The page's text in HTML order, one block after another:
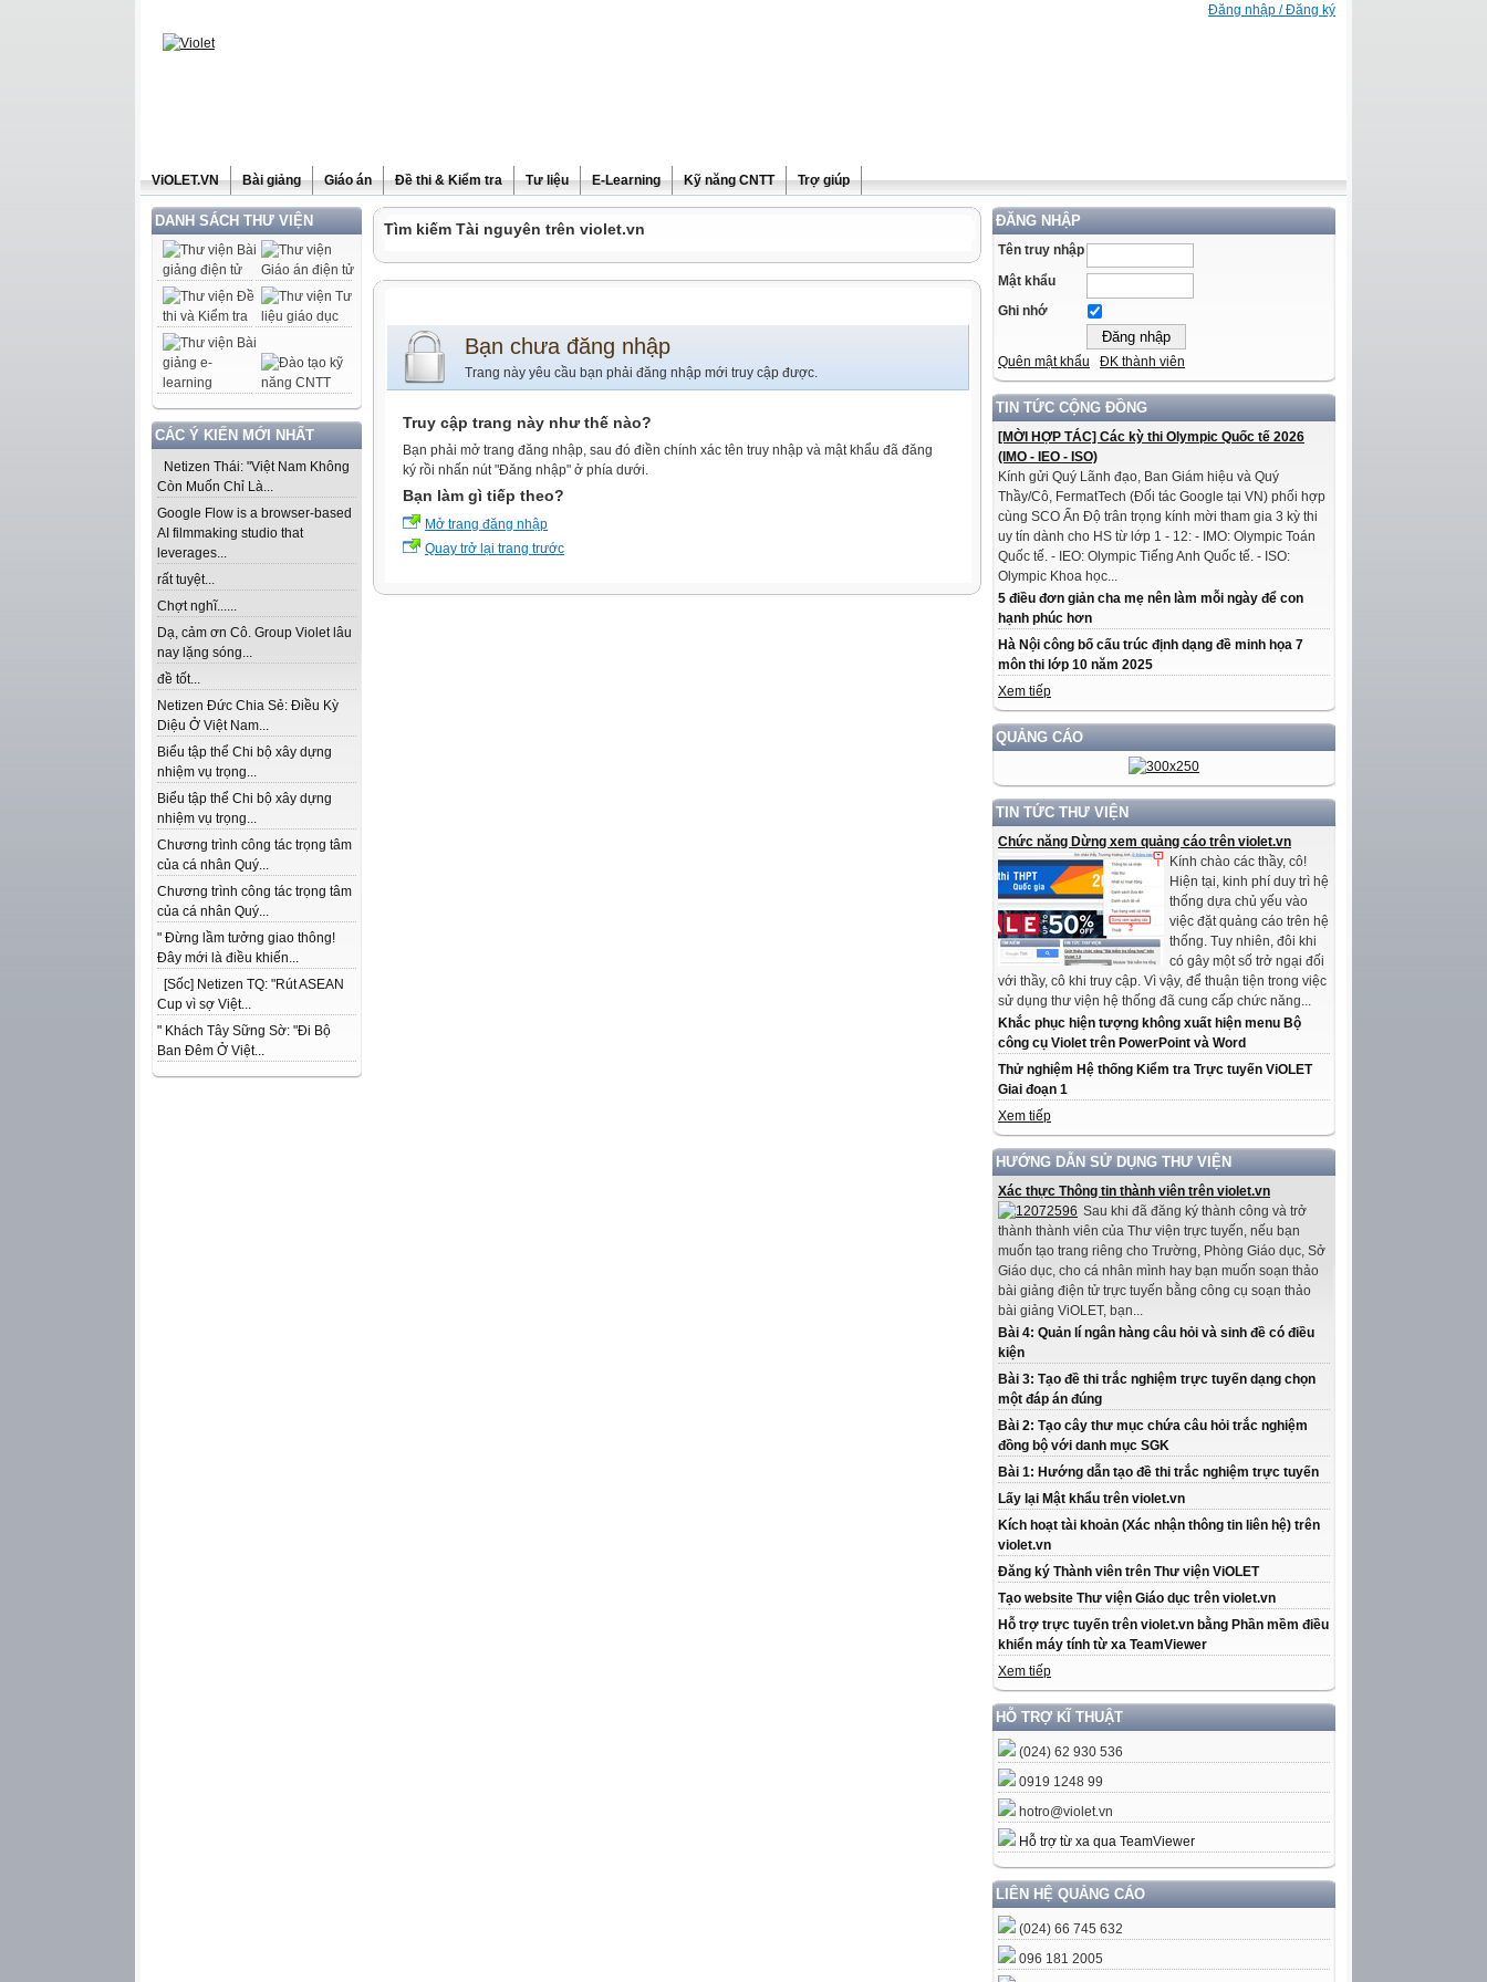
Đăng nhập / Đăng ký
ViOLET.VN Bài giảng Giáo án Đề thi & Kiểm tra Tư liệu E-Learning Kỹ năng CNTT Trợ giúp
DANH SÁCH THƯ VIỆN
CÁC Ý KIẾN MỚI NHẤT
Netizen Thái: "Việt Nam Không
Còn Muốn Chỉ Là...
Google Flow is a browser-based
AI filmmaking studio that
leverages...
rất tuyệt...
Chợt nghĩ......
Dạ, cảm ơn Cô. Group Violet lâu
nay lặng sóng...
đề tốt...
Netizen Đức Chia Sẻ: Điều Kỳ
Diệu Ở Việt Nam...
Biểu tập thể Chi bộ xây dựng
nhiệm vụ trọng...
Biểu tập thể Chi bộ xây dựng
nhiệm vụ trọng...
Chương trình công tác trọng tâm
của cá nhân Quý...
Chương trình công tác trọng tâm
của cá nhân Quý...
" Đừng lầm tưởng giao thông!
Đây mới là điều khiến...
[Sốc] Netizen TQ: "Rút ASEAN
Cup vì sợ Việt...
" Khách Tây Sững Sờ: "Đi Bộ
Ban Đêm Ở Việt...
ĐĂNG NHẬP
Tên truy nhập
Mật khẩu
Ghi nhớ
Quên mật khẩu ĐK thành viên
TIN TỨC CỘNG ĐỒNG
[MỜI HỢP TÁC] Các kỳ thi Olympic Quốc tế 2026
(IMO - IEO - ISO)
Kính gửi Quý Lãnh đạo, Ban Giám hiệu và Quý
Thầy/Cô, FermatTech (Đối tác Google tại VN) phối hợp
cùng SCO Ấn Độ trân trọng kính mời tham gia 3 kỳ thi
uy tín dành cho HS từ lớp 1 - 12: - IMO: Olympic Toán
Quốc tế. - IEO: Olympic Tiếng Anh Quốc tế. - ISO:
Olympic Khoa học...
5 điều đơn giản cha mẹ nên làm mỗi ngày để con
hạnh phúc hơn
Hà Nội công bố cấu trúc định dạng đề minh họa 7
môn thi lớp 10 năm 2025
Xem tiếp
QUẢNG CÁO
TIN TỨC THƯ VIỆN
Chức năng Dừng xem quảng cáo trên violet.vn
Kính chào các thầy, cô!
Hiện tại, kinh phí duy trì hệ
thống dựa chủ yếu vào
việc đặt quảng cáo trên hệ
thống. Tuy nhiên, đôi khi
có gây một số trở ngại đối
với thầy, cô khi truy cập. Vì vậy, để thuận tiện trong việc
sử dụng thư viện hệ thống đã cung cấp chức năng...
Khắc phục hiện tượng không xuất hiện menu Bộ
công cụ Violet trên PowerPoint và Word
Thử nghiệm Hệ thống Kiểm tra Trực tuyến ViOLET
Giai đoạn 1
Xem tiếp
HƯỚNG DẪN SỬ DỤNG THƯ VIỆN
Xác thực Thông tin thành viên trên violet.vn
Sau khi đã đăng ký thành công và trở
thành thành viên của Thư viện trực tuyến, nếu bạn
muốn tạo trang riêng cho Trường, Phòng Giáo dục, Sở
Giáo dục, cho cá nhân mình hay bạn muốn soạn thảo
bài giảng điện tử trực tuyến bằng công cụ soạn thảo
bài giảng ViOLET, bạn...
Bài 4: Quản lí ngân hàng câu hỏi và sinh đề có điều
kiện
Bài 3: Tạo đề thi trắc nghiệm trực tuyến dạng chọn
một đáp án đúng
Bài 2: Tạo cây thư mục chứa câu hỏi trắc nghiệm
đồng bộ với danh mục SGK
Bài 1: Hướng dẫn tạo đề thi trắc nghiệm trực tuyến
Lấy lại Mật khẩu trên violet.vn
Kích hoạt tài khoản (Xác nhận thông tin liên hệ) trên
violet.vn
Đăng ký Thành viên trên Thư viện ViOLET
Tạo website Thư viện Giáo dục trên violet.vn
Hỗ trợ trực tuyến trên violet.vn bằng Phần mềm điều
khiển máy tính từ xa TeamViewer
Xem tiếp
HỖ TRỢ KĨ THUẬT
(024) 62 930 536
0919 1248 99
hotro@violet.vn
Hỗ trợ từ xa qua TeamViewer
LIÊN HỆ QUẢNG CÁO
(024) 66 745 632
096 181 2005
Tìm kiếm Tài nguyên trên violet.vn
Bạn chưa đăng nhập
Trang này yêu cầu bạn phải đăng nhập mới truy cập được.
Truy cập trang này như thế nào?
Bạn phải mở trang đăng nhập, sau đó điền chính xác tên truy nhập và mật khẩu đã đăng
ký rồi nhấn nút "Đăng nhập" ở phía dưới.
Bạn làm gì tiếp theo?
Mở trang đăng nhập
Quay trở lại trang trước